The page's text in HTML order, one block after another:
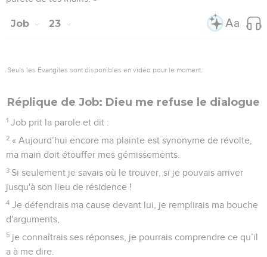
Job 23
Seuls les Évangiles sont disponibles en vidéo pour le moment.
Réplique de Job: Dieu me refuse le dialogue
1 Job prit la parole et dit :
2 « Aujourd’hui encore ma plainte est synonyme de révolte,
ma main doit étouffer mes gémissements.
3 Si seulement je savais où le trouver, si je pouvais arriver
jusqu'à son lieu de résidence !
4 Je défendrais ma cause devant lui, je remplirais ma bouche
d'arguments,
5 je connaîtrais ses réponses, je pourrais comprendre ce qu’il
a à me dire.